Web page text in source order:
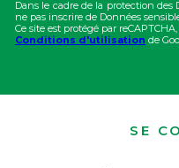
Dans le cadre de la protection des
ne pas inscrire de Données
Ce site est protégé par
Conditions d'utilisation de
SE